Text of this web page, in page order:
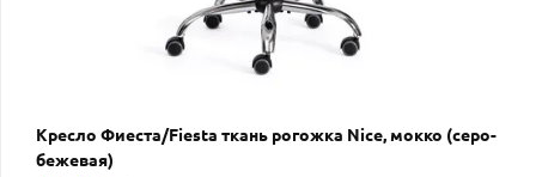
Кресло Фиеста/Fiesta ткань рогожка Nice, мокко (серо-
бежевая)